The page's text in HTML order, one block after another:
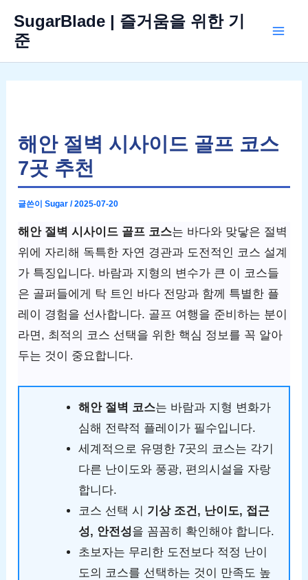
SugarBlade | 즐거움을 위한 기
준
해안 절벽 시사이드 골프 코스
7곳 추천
글쓴이Sugar/2025-07-20
해안 절벽 시사이드 골프 코스는 바다와 맞닿은 절벽
위에 자리해 독특한 자연 경관과 도전적인 코스 설계
가 특징입니다. 바람과 지형의 변수가 큰 이 코스들
은 골퍼들에게 탁 트인 바다 전망과 함께 특별한 플
레이 경험을 선사합니다. 골프 여행을 준비하는 분이
라면, 최적의 코스 선택을 위한 핵심 정보를 꼭 알아
두는 것이 중요합니다.
해안 절벽 코스는 바람과 지형 변화가
심해 전략적 플레이가 필수입니다.
세계적으로 유명한 7곳의 코스는 각기
다른 난이도와 풍광, 편의시설을 자랑
합니다.
코스 선택 시 기상 조건, 난이도, 접근
성, 안전성을 꼼꼼히 확인해야 합니다.
초보자는 무리한 도전보다 적정 난이
도의 코스를 선택하는 것이 만족도 높